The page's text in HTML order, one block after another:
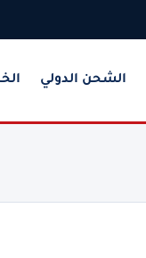
الشحن الدولي